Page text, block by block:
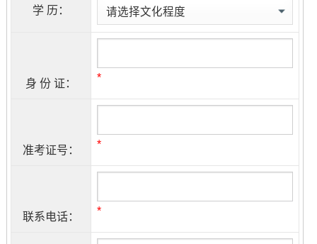
学 历：
身 份 证： *
准考证号： *
联系电话： *